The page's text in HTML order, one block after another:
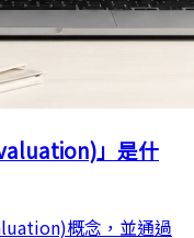
」是什
概念，並通過